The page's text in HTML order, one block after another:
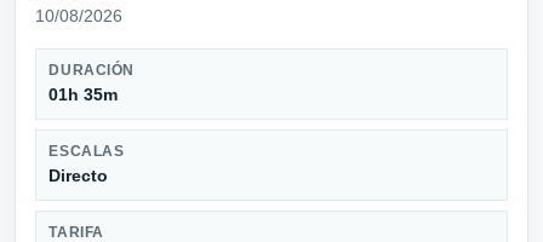
10/08/2026
DURACIÓN
01h 35m
ESCALAS
Directo
TARIFA